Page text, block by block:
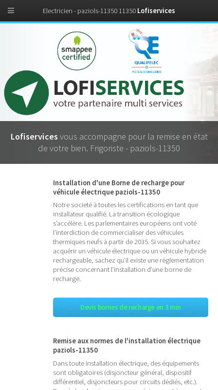
Lofiservices vous accompagne pour la remise en état
de votre bien. Frigoriste - paziols-11350
Installation d'une Borne de recharge pour
véhicule électrique paziols-11350
Notre societé à toutes les certifications en tant que
installateur qualifié. La transition écologique
s’accélère. Les parlementaires européens ont voté
l’interdiction de commercialiser des véhicules
thermiques neufs à partir de 2035. Si vous souhaitez
acquérir un véhicule électrique ou un véhicule hybride
rechargeable, sachez qu’il existe une réglementation
précise concernant l’installation d’une borne de
recharge.
Devis bornes de recharge en 3 min
Remise aux normes de l'installation électrique
paziols-11350
Dans toute installation électrique, des équipements
sont obligatoires (disjoncteur général, dispositif
différentiel, disjoncteurs pour circuits dédiés, etc.).
Electricien - paziols-11350 11350 Lofiservices